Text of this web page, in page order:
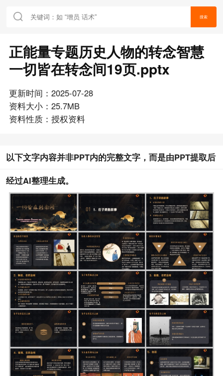
搜索
正能量专题历史人物的转念智慧
一切皆在转念间19页.pptx
更新时间：2025-07-28
资料大小：25.7MB
资料性质：授权资料
以下文字内容并非PPT内的完整文字，而是由PPT提取后
经过AI整理生成。